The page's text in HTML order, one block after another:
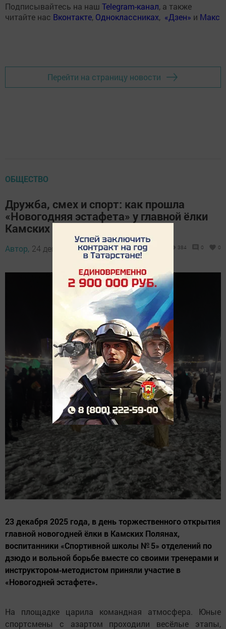
Подписывайтесь на наш Telegram-канал, а также
читайте нас Вконтакте, Одноклассниках, «Дзен» и Макс
Перейти на страницу новости
ОБЩЕСТВО
Дружба, смех и спорт: как прошла
«Новогодняя эстафета» у главной ёлки
Камских Полян
Автор, 24 декабря 2025 - 18:34 384 0 0
23 декабря 2025 года, в день торжественного открытия
главной новогодней ёлки в Камских Полянах,
воспитанники «Спортивной школы № 5» отделений по
дзюдо и вольной борьбе вместе со своими тренерами и
инструктором‑методистом приняли участие в
«Новогодней эстафете».
На площадке царила командная атмосфера. Юные
спортсмены с азартом проходили весёлые этапы,